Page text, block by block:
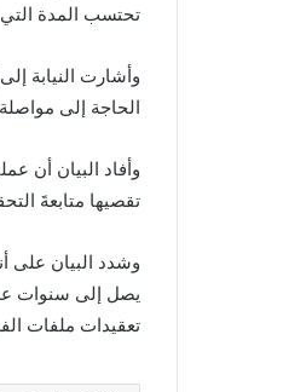
تحتسب المدة
وأشارت النيابة
الحاجة إلى
وأفاد البيان أن
تقصيها متابعةَ
وشدد البيان على
يصل إلى سنوات
تعقيدات ملفات